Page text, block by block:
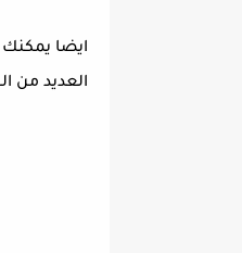
العديد من